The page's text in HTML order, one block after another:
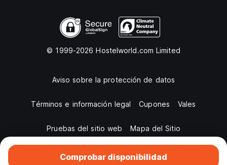
Comprobar disponibilidad
© 1999-2026 Hostelworld.com Limited
Aviso sobre la protección de datos
Términos e información legal Cupones Vales
Pruebas del sitio web Mapa del Sitio